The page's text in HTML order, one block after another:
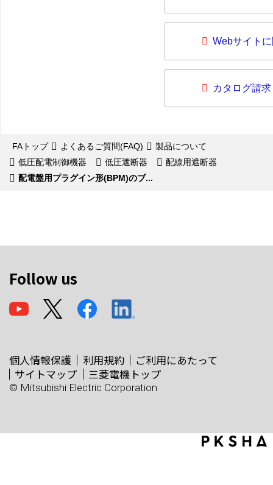
Webサイト
カタログ請求
FAトップ よくあるご質問(FAQ)
製品について
低圧配電制御機器
低圧遮断器
配線用遮断器
配電盤用プラグイン形(BPM)のブ...
Follow us
個人情報保護 利用規約
ご利用にあたって
サイトマップ
三菱電機トップ
© Mitsubishi Electric Corporation